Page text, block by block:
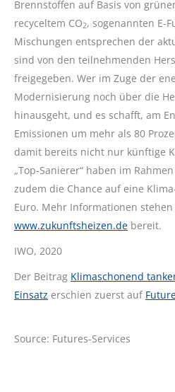
Brennstoffen auf Basis von
recyceltem CO2, sogenannten E-
Mischungen entsprechen der
sind von den teilnehmenden
freigegeben. Wer im Zuge der
Modernisierung noch über die
hinausgeht, und es schafft, am
Emissionen um mehr als 80
damit bereits nicht nur künftige
„Top-Sanierer“ haben im
zudem die Chance auf eine
Euro. Mehr Informationen
www.zukunftsheizen.de bereit.
IWO, 2020
Der Beitrag Klimaschonend
Einsatz erschien zuerst auf
Source: Futures-Services